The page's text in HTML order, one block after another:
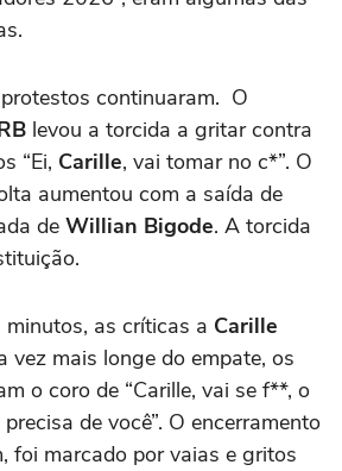
continuaram. O
levou a torcida a gritar contra
“Ei, Carille, vai tomar no c*”. O
aumentou com a saída de
de Willian Bigode. A torcida
as críticas a Carille
vez mais longe do empate, os
o coro de “Carille, vai se f**, o
de você”. O encerramento
foi marcado por vaias e gritos